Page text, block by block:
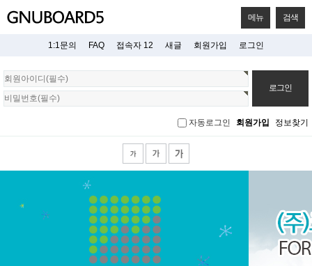
메뉴 검색
1:1문의 FAQ 접속자 12 새글 회원가입 로그인
회
원
로
자동로그인 회원가입 정보찾기